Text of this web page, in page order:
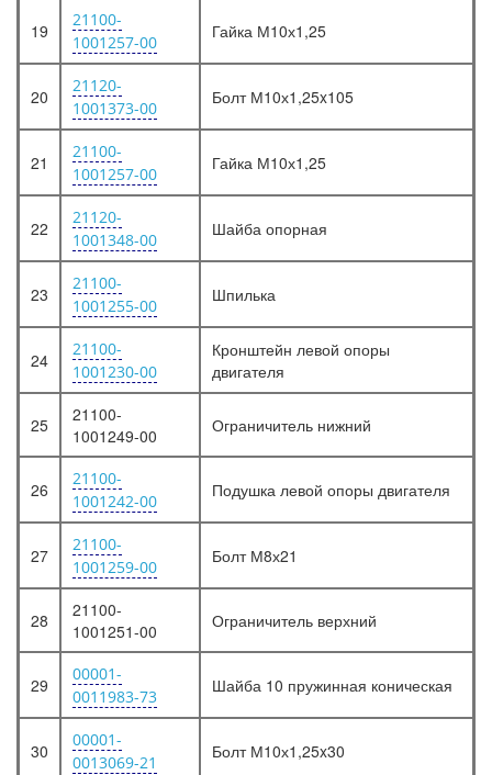
19
21100-
1001257-00
Гайка М10х1,25
20
21120-
1001373-00
Болт М10х1,25x105
21
21100-
1001257-00
Гайка М10х1,25
22
21120-
1001348-00
Шайба опорная
23
21100-
1001255-00
Шпилька
24
21100-
1001230-00
Кронштейн левой опоры
двигателя
25
21100-
1001249-00
Ограничитель нижний
26
21100-
1001242-00
Подушка левой опоры двигателя
27
21100-
1001259-00
Болт М8х21
28
21100-
1001251-00
Ограничитель верхний
29
00001-
0011983-73
Шайба 10 пружинная коническая
30
00001-
0013069-21
Болт М10х1,25x30